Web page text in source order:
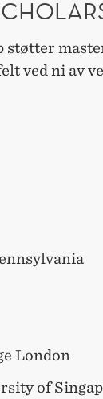
støtter
ved ni av
London
of